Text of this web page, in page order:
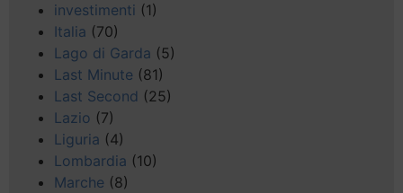
investimenti (1)
Italia (70)
Lago di Garda (5)
Last Minute (81)
Last Second (25)
Lazio (7)
Liguria (4)
Lombardia (10)
Marche (8)